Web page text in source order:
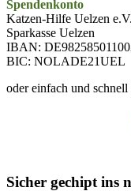
Spendenkonto
Katzen-Hilfe Uelzen e.V.
Sparkasse Uelzen
IBAN:
BIC: NOLADE21UEL
oder einfach und schnell
Sicher gechipt ins